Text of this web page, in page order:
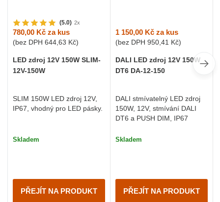
(5.0) 2x
780,00 Kč za kus
(bez DPH 644,63 Kč)
LED zdroj 12V 150W SLIM-
12V-150W
SLIM 150W LED zdroj 12V,
IP67, vhodný pro LED pásky.
Skladem
PŘEJÍT NA PRODUKT
1 150,00 Kč za kus
(bez DPH 950,41 Kč)
DALI LED zdroj 12V 150W
DT6 DA-12-150
DALI stmívatelný LED zdroj
150W, 12V, stmívání DALI
DT6 a PUSH DIM, IP67
Skladem
PŘEJÍT NA PRODUKT